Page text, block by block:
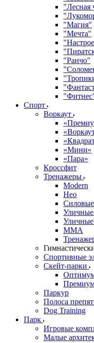
"Лесная
"Магия"
"Мечта"
"Ранчо"
Спорт
Воркаут
«Мини»
«Пара»
Кроссфит
Тренажеры
Modern
Нео
ММА
Спортивные
Скейт-парки
Паркур
Полоса
Dog Training
Парк
Игровые
Малые